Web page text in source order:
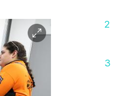
이
미
지
확
대
2
3